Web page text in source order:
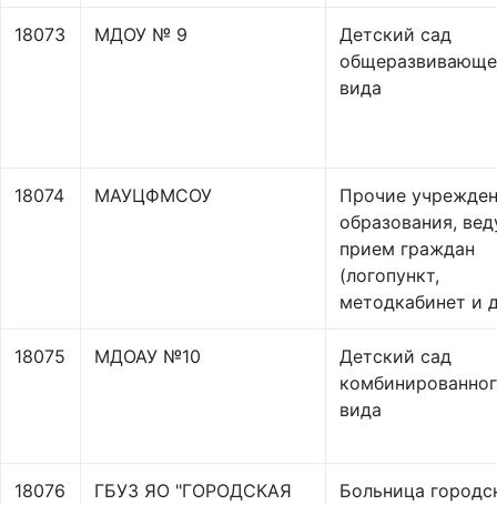
18073 МДОУ № 9
Детский сад
вида
18074 МАУЦФМСОУ
Прочие
образования,
прием граждан
(логопункт,
методкабинет и
18075 МДОАУ №10
Детский сад
вида
18076
ГБУЗ ЯО "ГОРОДСКАЯ
Больница